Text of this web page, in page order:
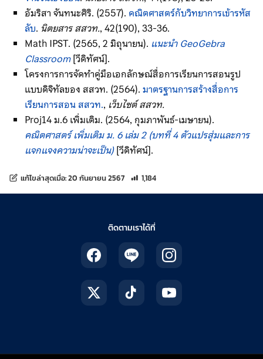
อัมริสา จันทนะศิริ. (2557). คณิตศาสตร์กับวิทยาการเข้ารหัส
ลับ. นิตยสาร สสวท., 42(190), 33-36.
Math IPST. (2565, 2 มิถุนายน). แนะนำ GeoGebra
Classroom[วีดิทัศน์].
โครงการการจัดทำคู่มือเอกลักษณ์สื่อการเรียนการสอนรูป
แบบดิจิทัลของ สสวท. (2564).มาตรฐานการสร้างสื่อการ
เรียนการสอน สสวท., เว็บไซต์ สสวท.
Proj14 ม.6 เพิ่มเติม. (2564, กุมภาพันธ์-เมษายน).
คณิตศาสตร์ เพิ่มเติม ม. 6 เล่ม 2 (บทที่ 4 ตัวแปรสุ่มและการ
แจกแจงความน่าจะเป็น)[วีดิทัศน์].
แก้ไขล่าสุดเมื่อ:20 กันยายน 2567 จำนวนการเข้าชม 1,184 ครั้ง
1,184
ติดตามเราได้ที่